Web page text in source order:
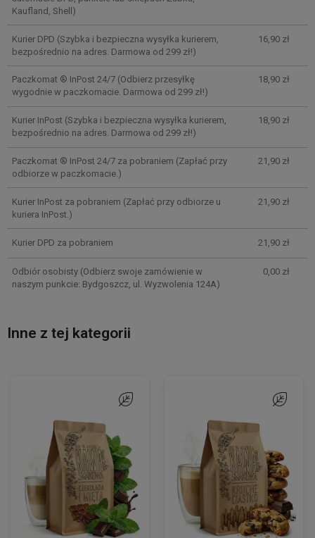
Kaufland, Shell)
Kurier DPD (Szybka i bezpieczna wysyłka kurierem,
bezpośrednio na adres. Darmowa od 299 zł!)
16,90 zł
Paczkomat ® InPost 24/7(Odbierz przesyłkę
wygodnie w paczkomacie. Darmowa od 299 zł!)
18,90 zł
Kurier InPost (Szybka i bezpieczna wysyłka kurierem,
bezpośrednio na adres. Darmowa od 299 zł!)
18,90 zł
Paczkomat ® InPost 24/7 za pobraniem (Zapłać przy
odbiorze w paczkomacie.)
21,90 zł
Kurier InPost za pobraniem (Zapłać przy odbiorze u
kuriera InPost.)
21,90 zł
Kurier DPD za pobraniem 21,90 zł
Odbiór osobisty(Odbierz swoje zamówienie w
naszym punkcie: Bydgoszcz, ul. Wyzwolenia 124A)
0,00 zł
Inne z tej kategorii
Do ulubionych
Do ulubionych Do
Do